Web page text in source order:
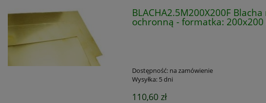
BLACHA2.5M200X200F
ochronną - formatka:
Dostępność: na zamówienie
Wysyłka: 5 dni
110,60 zł